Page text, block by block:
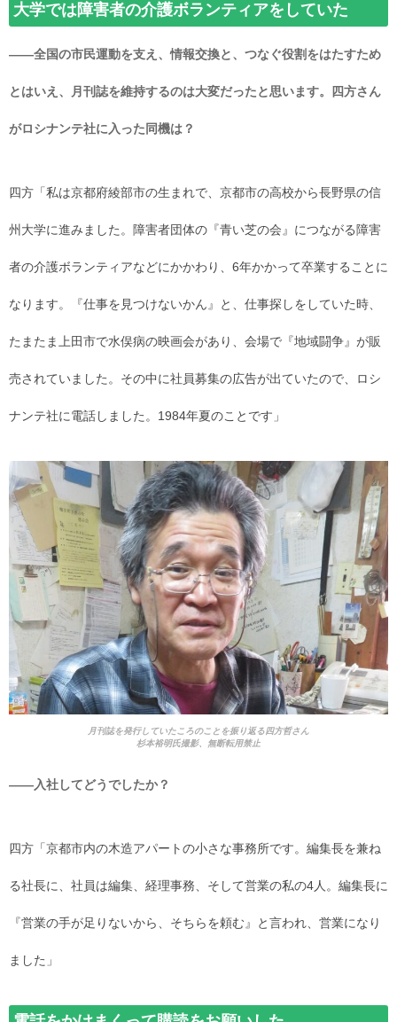
大学では障害者の介護ボランティアをしていた
――全国の市民運動を支え、情報交換と、つなぐ役割をはたすため
とはいえ、月刊誌を維持するのは大変だったと思います。四方さん
がロシナンテ社に入った同機は？
四方「私は京都府綾部市の生まれで、京都市の高校から長野県の信
州大学に進みました。障害者団体の『青い芝の会』につながる障害
者の介護ボランティアなどにかかわり、6年かかって卒業することに
なります。『仕事を見つけないかん』と、仕事探しをしていた時、
たまたま上田市で水俣病の映画会があり、会場で『地域闘争』が販
売されていました。その中に社員募集の広告が出ていたので、ロシ
ナンテ社に電話しました。1984年夏のことです」
月刊誌を発行していたころのことを振り返る四方哲さん
杉本裕明氏撮影、無断転用禁止
――入社してどうでしたか？
四方「京都市内の木造アパートの小さな事務所です。編集長を兼ね
る社長に、社員は編集、経理事務、そして営業の私の4人。編集長に
『営業の手が足りないから、そちらを頼む』と言われ、営業になり
ました」